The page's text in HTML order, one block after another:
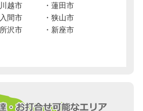
川越市
蓮田市
入間市
狭山市
所沢市
新座市